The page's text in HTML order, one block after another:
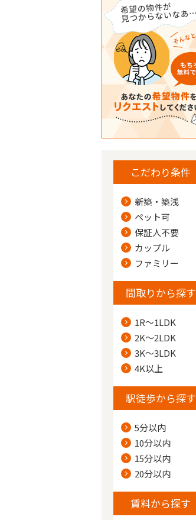
こだわり条件
新築・築浅
ペット可
保証人不要
カップル
ファミリー
間取りから探す
1R～1LDK
2K～2LDK
3K～3LDK
4K以上
駅徒歩から探す
5分以内
10分以内
15分以内
20分以内
賃料から探す